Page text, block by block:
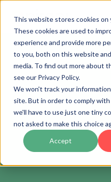
This website stores cookies on
These cookies are used to
experience and provide more
to you, both on this website
media. To find out more about
see our Privacy Policy.
We won't track your
site. But in order to comply
we'll have to use just one tiny
not asked to make this choice
Accept